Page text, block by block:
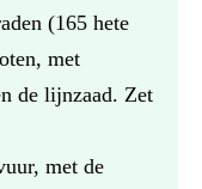
(165 hete
met
de lijnzaad. Zet
met de